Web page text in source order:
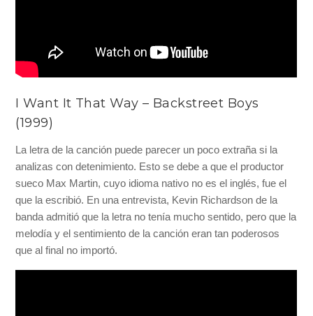
I Want It That Way – Backstreet Boys
(1999)
La letra de la canción puede parecer un poco extraña si la
analizas con detenimiento. Esto se debe a que el productor
sueco Max Martin, cuyo idioma nativo no es el inglés, fue el
que la escribió. En una entrevista, Kevin Richardson de la
banda admitió que la letra no tenía mucho sentido, pero que la
melodía y el sentimiento de la canción eran tan poderosos
que al final no importó.